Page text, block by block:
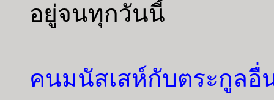
อยู่จนทุกวันนี้
คนมนัสเสห์กับตระกูลอื่